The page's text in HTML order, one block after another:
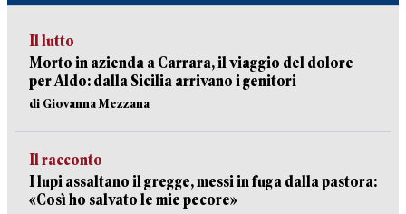
Il lutto
Morto in azienda a Carrara, il viaggio del dolore
per Aldo: dalla Sicilia arrivano i genitori
di Giovanna Mezzana
Il racconto
I lupi assaltano il gregge, messi in fuga dalla pastora:
«Così ho salvato le mie pecore»